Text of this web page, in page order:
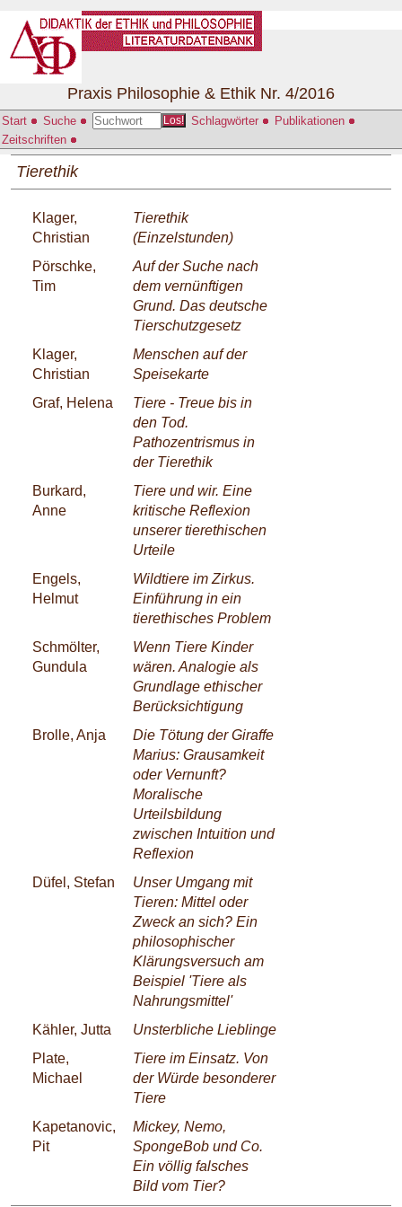
Start Suche Los! Schlagwörter
Publikationen
Zeitschriften
Praxis Philosophie & Ethik Nr. 4/2016
Tierethik
Klager,
Christian
Tierethik
(Einzelstunden)
Pörschke,
Tim
Auf der Suche nach
dem vernünftigen
Grund. Das deutsche
Tierschutzgesetz
Klager,
Christian
Menschen auf der
Speisekarte
Graf, Helena
Tiere - Treue bis in
den Tod.
Pathozentrismus in
der Tierethik
Burkard,
Anne
Tiere und wir. Eine
kritische Reflexion
unserer tierethischen
Urteile
Engels,
Helmut
Wildtiere im Zirkus.
Einführung in ein
tierethisches Problem
Schmölter,
Gundula
Wenn Tiere Kinder
wären. Analogie als
Grundlage ethischer
Berücksichtigung
Brolle, Anja
Die Tötung der Giraffe
Marius: Grausamkeit
oder Vernunft?
Moralische
Urteilsbildung
zwischen Intuition und
Reflexion
Düfel, Stefan
Unser Umgang mit
Tieren: Mittel oder
Zweck an sich? Ein
philosophischer
Klärungsversuch am
Beispiel 'Tiere als
Nahrungsmittel'
Kähler, Jutta
Unsterbliche Lieblinge
Plate,
Michael
Tiere im Einsatz. Von
der Würde besonderer
Tiere
Kapetanovic,
Pit
Mickey, Nemo,
SpongeBob und Co.
Ein völlig falsches
Bild vom Tier?